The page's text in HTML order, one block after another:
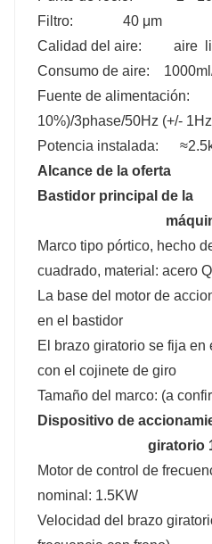
Filtro: 40 μm
Calidad del aire: aire
Consumo de aire:
Fuente de alimentación:
10%)/3phase/50Hz (+/-
Potencia instalada:
Alcance de la oferta
Bastidor principal de la
máquina
Marco tipo pórtico, hecho
cuadrado, material: acero
La base del motor de
en el bastidor
El brazo giratorio se fija en
con el cojinete de giro
Tamaño del marco: (a
Dispositivo de
giratorio
Motor de control de
nominal: 1.5KW
Velocidad del brazo